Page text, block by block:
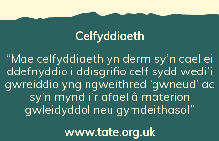
Celfyddiaeth
“Mae celfyddiaeth yn derm sy’n cael ei
ddefnyddio i ddisgrifio celf sydd wedi’i
gwreiddio yng ngweithred ‘gwneud’ ac
sy’n mynd i’r afael â materion
gwleidyddol neu gymdeithasol”
www.tate.org.uk